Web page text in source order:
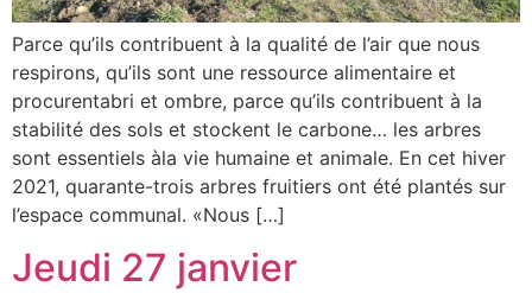
Parce qu’ils contribuent à la qualité de l’air que nous
respirons, qu’ils sont une ressource alimentaire et
procurentabri et ombre, parce qu’ils contribuent à la
stabilité des sols et stockent le carbone… les arbres
sont essentiels àla vie humaine et animale. En cet hiver
2021, quarante-trois arbres fruitiers ont été plantés sur
l’espace communal. «Nous […]
Jeudi 27 janvier